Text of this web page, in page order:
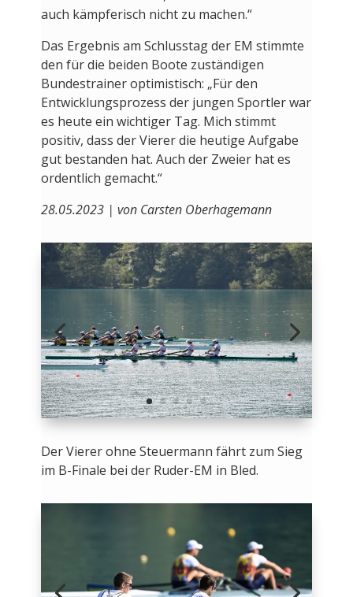
auch kämpferisch nicht zu machen.“
Das Ergebnis am Schlusstag der EM stimmte
den für die beiden Boote zuständigen
Bundestrainer optimistisch: „Für den
Entwicklungsprozess der jungen Sportler war
es heute ein wichtiger Tag. Mich stimmt
positiv, dass der Vierer die heutige Aufgabe
gut bestanden hat. Auch der Zweier hat es
ordentlich gemacht.“
28.05.2023 | von Carsten Oberhagemann
Der Vierer ohne Steuermann fährt zum Sieg
im B-Finale bei der Ruder-EM in Bled.